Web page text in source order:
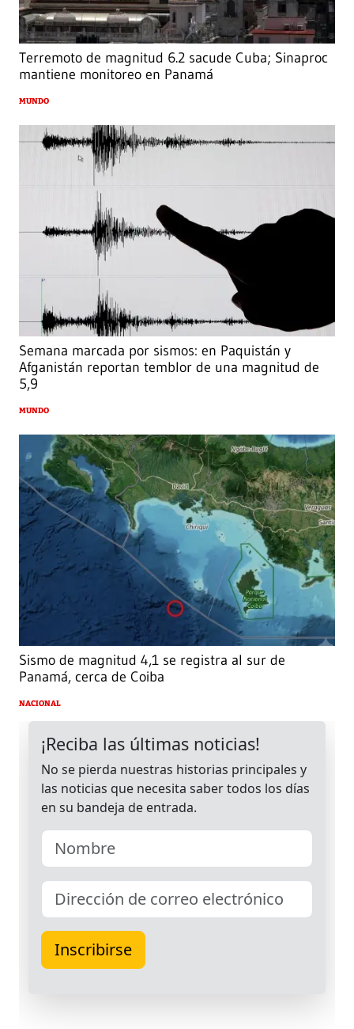
Terremoto de magnitud 6.2 sacude Cuba; Sinaproc
mantiene monitoreo en Panamá
MUNDO
Semana marcada por sismos: en Paquistán y
Afganistán reportan temblor de una magnitud de
5,9
MUNDO
Sismo de magnitud 4,1 se registra al sur de
Panamá, cerca de Coiba
NACIONAL